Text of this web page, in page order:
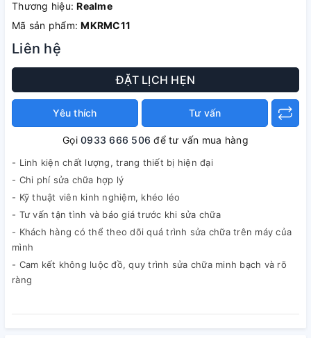
Thương hiệu:Realme
Mã sản phẩm:MKRMC11
Liên hệ
ĐẶT LỊCH HẸN
Yêu thích Tư vấn
Gọi0933 666 506 để tư vấn mua hàng
- Linh kiện chất lượng, trang thiết bị hiện đại
- Chi phí sửa chữa hợp lý
- Kỹ thuật viên kinh nghiệm, khéo léo
- Tư vấn tận tình và báo giá trước khi sửa chữa
- Khách hàng có thể theo dõi quá trình sửa chữa trên máy của
mình
- Cam kết không luộc đồ, quy trình sửa chữa minh bạch và rõ
ràng